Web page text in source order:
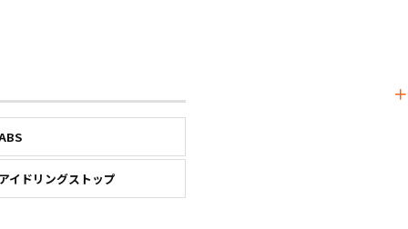
アイドリングストップ